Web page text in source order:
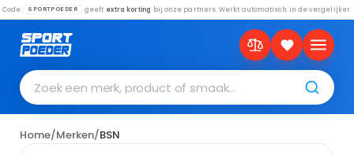
Code SPORTPOEDER geeft extra korting bij onze partners. Werkt automatisch in de vergelijker.
Zoek een merk, product of smaak…
Home/Merken/BSN